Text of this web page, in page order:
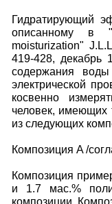
Гидратирующий
описанному в
moisturization"
419-428, декабрь
содержания
электрической
косвенно
человек, имеющих
из следующих
Композиция A /
Композиция
и 1.7 мас.%
композиции.